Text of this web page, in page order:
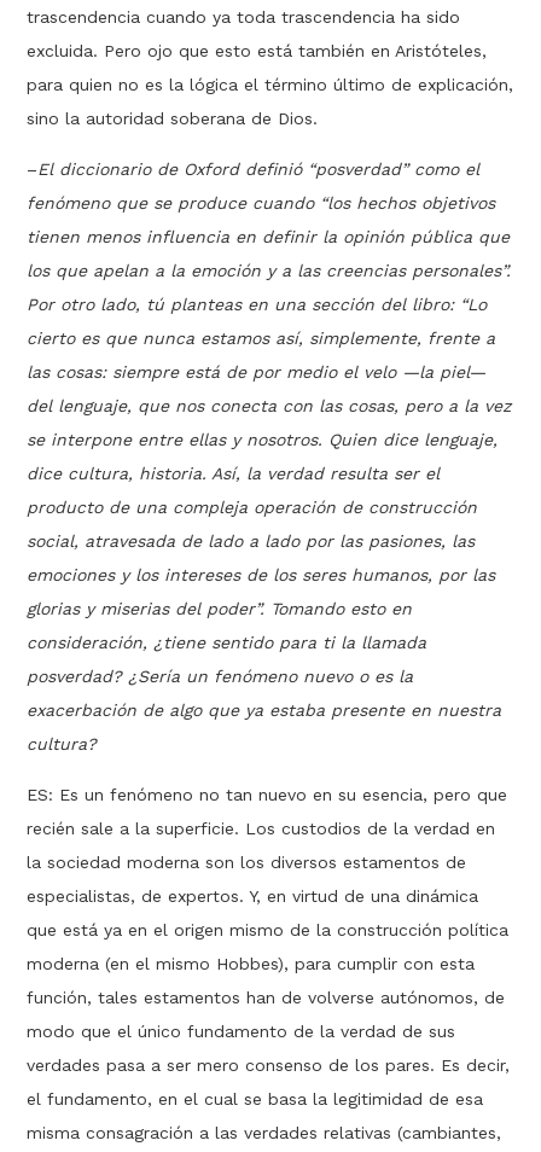
trascendencia cuando ya toda trascendencia ha sido
excluida. Pero ojo que esto está también en Aristóteles,
para quien no es la lógica el término último de explicación,
sino la autoridad soberana de Dios.
–El diccionario de Oxford definió “posverdad” como el
fenómeno que se produce cuando “los hechos objetivos
tienen menos influencia en definir la opinión pública que
los que apelan a la emoción y a las creencias personales”.
Por otro lado, tú planteas en una sección del libro: “Lo
cierto es que nunca estamos así, simplemen­te, frente a
las cosas: siempre está de por medio el velo —la piel—
del lenguaje, que nos conecta con las cosas, pero a la vez
se interpone entre ellas y nosotros. Quien dice lenguaje,
dice cultura, historia. Así, la verdad resulta ser el
producto de una compleja operación de construcción
social, atravesada de lado a lado por las pasiones, las
emociones y los intereses de los seres humanos, por las
glorias y miserias del poder”. Tomando esto en
consideración, ¿tiene sentido para ti la llamada
posverdad? ¿Sería un fenómeno nuevo o es la
exacerbación de algo que ya estaba presente en nuestra
cultura?
ES: Es un fenómeno no tan nuevo en su esencia, pero que
recién sale a la superficie. Los custodios de la verdad en
la sociedad moderna son los diversos estamentos de
especialistas, de expertos. Y, en virtud de una dinámica
que está ya en el origen mismo de la construcción política
moderna (en el mismo Hobbes), para cumplir con esta
función, tales estamentos han de volverse autónomos, de
modo que el único fundamento de la verdad de sus
verdades pasa a ser mero consenso de los pares. Es decir,
el fundamento, en el cual se basa la legitimidad de esa
misma consagración a las verdades relativas (cambiantes,